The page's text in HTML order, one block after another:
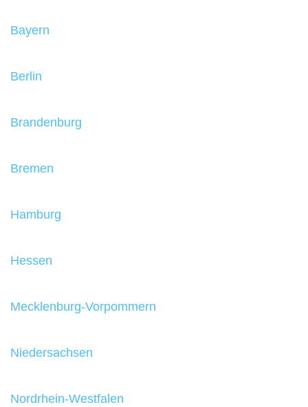
Bayern
Berlin
Brandenburg
Bremen
Hamburg
Hessen
Mecklenburg-Vorpommern
Niedersachsen
Nordrhein-Westfalen